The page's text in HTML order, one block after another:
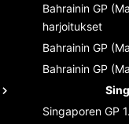
Bahrainin GP
harjoitukset
Bahrainin GP
Bahrainin GP
Singaporen GP